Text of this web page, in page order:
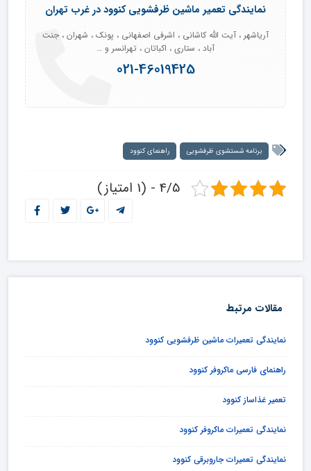
نمایندگی تعمیر ماشین ظرفشویی کنوود در غرب تهران
آریاشهر ، آیت الله کاشانی ، اشرفی اصفهانی ، پونک ، شهران ، جنت
آباد ، ستاری ، اکباتان ، تهرانسر و …
021-46019425
برنامه شستشوی ظرفشویی راهنمای کنوود
4/5 - (1 امتیاز)
مقالات مرتبط
نمایندگی تعمیرات ماشین ظرفشویی کنوود
راهنمای فارسی ماکروفر کنوود
تعمیر غذاساز کنوود
نمایندگی تعمیرات ماکروفر کنوود
نمایندگی تعمیرات جاروبرقی کنوود